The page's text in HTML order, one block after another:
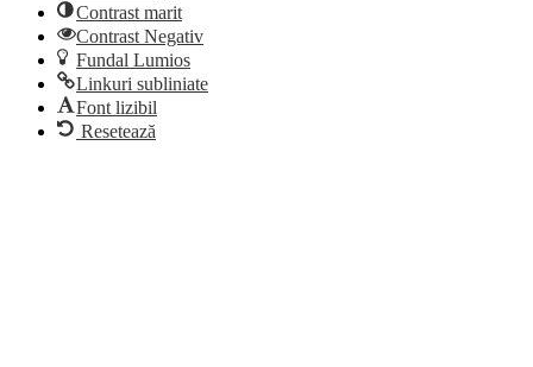
Contrast marit
Contrast Negativ
Fundal Lumios
Linkuri subliniate
Font lizibil
Resetează